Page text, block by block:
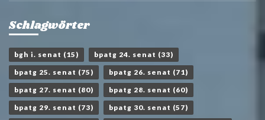
Schlagwörter
bgh i. senat (15) bpatg 24. senat (33)
bpatg 25. senat (75) bpatg 26. senat (71)
bpatg 27. senat (80) bpatg 28. senat (60)
bpatg 29. senat (73) bpatg 30. senat (57)